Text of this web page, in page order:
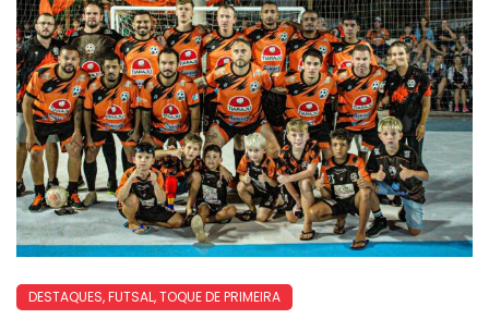
DESTAQUES,FUTSAL,TOQUE DE PRIMEIRA